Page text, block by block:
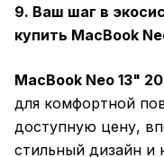
9. Ваш шаг в
купить MacBook
MacBook Neo 13"
для комфортной
доступную цену,
стильный дизайн и